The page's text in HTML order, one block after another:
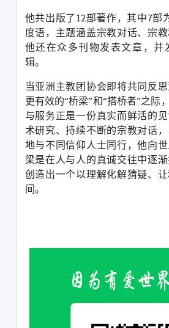
他共出版了 12部著作，其中7部
度语，主题涵盖宗教对话、宗教
他还在众多刊物发表文章，并
辑。
当亚洲主教团协会即将共同反
更有效的“桥梁”和“搭桥者”之际
与服务正是一份真实而鲜活的
术研究、持续不断的宗教对话
地与不同信仰人士同行，他向
梁是在人与人的真诚交往中逐
创造出一个以理解化解猜疑、
间。